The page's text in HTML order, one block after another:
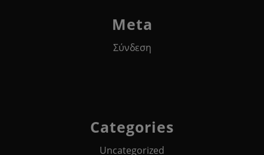
Meta
Σύνδεση
Categories
Uncategorized